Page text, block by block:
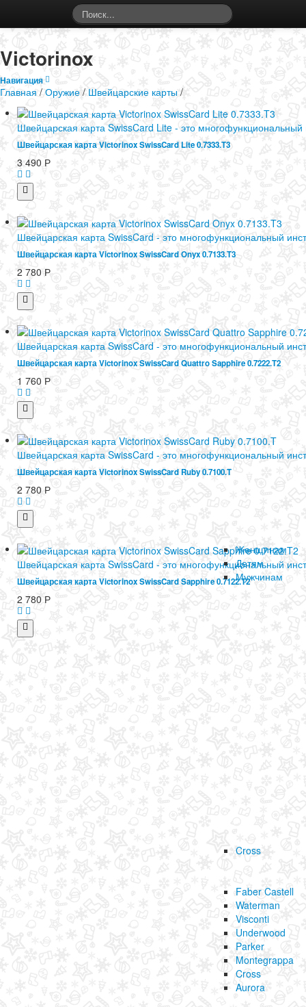
Секундочку. Страница загружается...
Victorinox
Навигация
Главная / Оружие / Швейцарские карты/
Швейцарская карта SwissCard Lite - это
Швейцарская карта Victorinox SwissCard Lite 0.7333.T3
3 490 Р
Швейцарская карта SwissCard - это многофункциональный
Швейцарская карта Victorinox SwissCard Onyx 0.7133.T3
2 780 Р
Швейцарская карта SwissCard - это многофункциональный
Швейцарская карта Victorinox SwissCard Quattro Sapphire 0.7222.T2
1 760 Р
Швейцарская карта SwissCard - это многофункциональный
Швейцарская карта Victorinox SwissCard Ruby 0.7100.T
2 780 Р
Швейцарская карта SwissCard - это многофункциональный
Швейцарская карта Victorinox SwissCard Sapphire 0.7122.T2
2 780 Р
Женщинам
Детям
Мужчинам
Cross
Faber Castell
Waterman
Visconti
Underwood
Parker
Montegrappa
Cross
Aurora